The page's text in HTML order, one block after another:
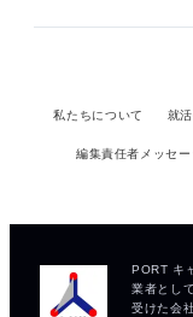
私たちについて 就
編集責任者メッセー